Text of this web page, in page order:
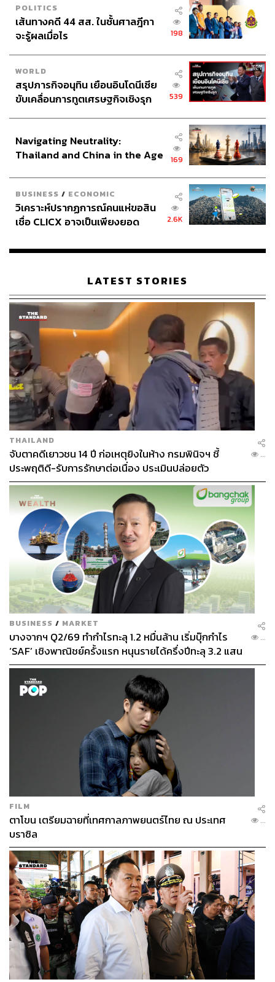
401
ABOUT THE AUTHOR
เสาวลักษณ์ เขตสูงเนิน
Content Creator THE STANDARD WEALTH
POLITICS
เส้นทางคดี 44 สส. ในชั้นศาลฎีกา
จะรู้ผลเมื่อไร
198
WORLD
สรุปภารกิจอนุทิน เยือนอินโดนีเซีย
ขับเคลื่อนการทูตเศรษฐกิจเชิงรุก
539
Navigating Neutrality:
Thailand and China in the Age
169
BUSINESS / ECONOMIC
วิเคราะห์ปรากฏการณ์คนแห่ขอสิน
เชื่อ CLICX อาจเป็นเพียงยอด
เรือนไทยที่ถูกซุกไว้
2.6K
LATEST STORIES
THAILAND
จับตาคดีเยาวชน 14 ปี ก่อเหตุยิงในห้าง กรมพินิจฯ ชี้
ประพฤติดี-รับการรักษาต่อเนื่อง ประเมินปล่อยตัว
...
BUSINESS / MARKET
บางจากฯ Q2/69 ทำกำไรทะลุ 1.2 หมื่นล้าน เริ่มบุ๊กกำไร
‘SAF’ เชิงพาณิชย์ครั้งแรก หนุนรายได้ครึ่งปีทะลุ 3.2 แสน
ล้าน
...
FILM
ตาโขน เตรียมฉายที่เทศกาลภาพยนตร์ไทย ณ ประเทศ
บราซิล
...